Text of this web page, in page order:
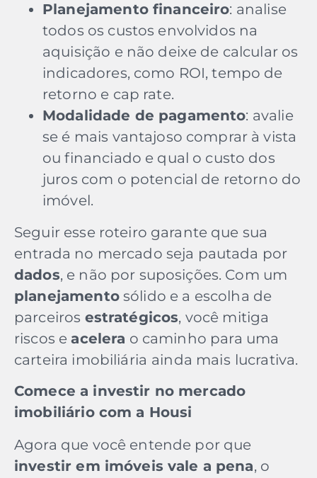
Planejamento financeiro: analise
todos os custos envolvidos na
aquisição e não deixe de calcular os
indicadores, como ROI, tempo de
retorno e cap rate.
Modalidade de pagamento: avalie
se é mais vantajoso comprar à vista
ou financiado e qual o custo dos
juros com o potencial de retorno do
imóvel.
Seguir esse roteiro garante que sua
entrada no mercado seja pautada por
dados, e não por suposições. Com um
planejamentosólido e a escolha de
parceiros estratégicos, você mitiga
riscos eacelera o caminho para uma
carteira imobiliária ainda mais lucrativa.
Comece a investir no mercado
imobiliário com a Housi
Agora que você entende por que
investir em imóveis vale a pena, o